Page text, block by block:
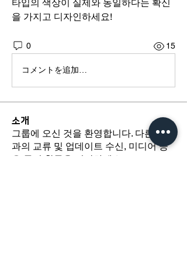
타입의 색상이 실제와 동일하다는 확신
을 가지고 디자인하세요!
0 15
コメントを追加…
소개
그룹에 오신 것을 환영합니다. 다른 회원
과의 교류 및 업데이트 수신, 미디어 공
유 등의 활동을 시작하세요.